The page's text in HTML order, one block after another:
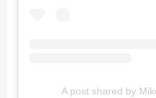
A post shared by